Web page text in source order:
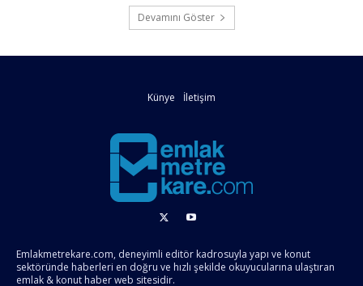
Devamını Göster
Künye İletişim
Emlakmetrekare.com, deneyimli editör kadrosuyla yapı ve konut
sektöründe haberleri en doğru ve hızlı şekilde okuyucularına ulaştıran
emlak & konut haber web sitesidir.